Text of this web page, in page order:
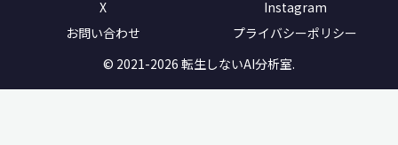
X
Instagram
お問い合わせ
プライバシーポリシー
© 2021-2026 転生しないAI分析室.